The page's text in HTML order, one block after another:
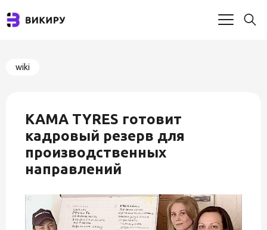
wiki
KAMA TYRES готовит
кадровый резерв для
производственных
направлений